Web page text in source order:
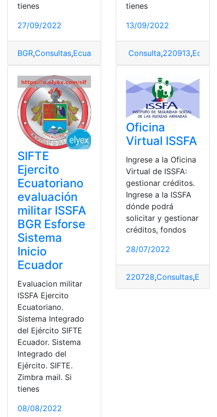
tienes
27/09/2022
BGR,Consultas,Ecuador Evaluación,SIFTE
tienes
13/09/2022
Consulta,220913,
SIFTE
Ejercito
Ecuatoriano
evaluación
militar ISSFA
BGR Esforse
Sistema
Inicio
Ecuador
Evaluacion militar
ISSFA Ejercito
Ecuatoriano.
Sistema Integrado
del Ejército SIFTE
Ecuador. Sistema
Integrado del
Ejército. SIFTE.
Zimbra mail. Si
tienes
08/08/2022
Oficina
Virtual ISSFA
Ingrese a la Oficina
Virtual de ISSFA:
gestionar créditos.
Ingrese a la ISSFA
dónde podrá
solicitar y gestionar
créditos, fondos
28/07/2022
220728,Consultas,